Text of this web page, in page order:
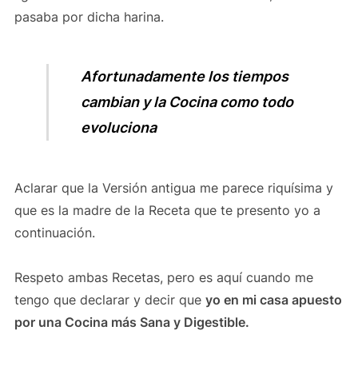
pasaba por dicha harina.
Afortunadamente los tiempos
cambian y la Cocina como todo
evoluciona
Aclarar que la Versión antigua me parece riquísima y
que es la madre de la Receta que te presento yo a
continuación.
Respeto ambas Recetas, pero es aquí cuando me
tengo que declarar y decir que yo en mi casa apuesto
por una Cocina más Sana y Digestible.